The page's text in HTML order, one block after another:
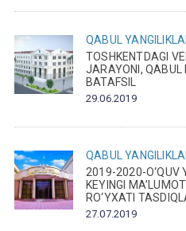
QABUL
TOSHKENTDAGI
JARAYONI,
BATAFSIL
29.06.2019
QABUL
2019-2020-O‘QUV
KEYINGI
RO‘YXATI
27.07.2019